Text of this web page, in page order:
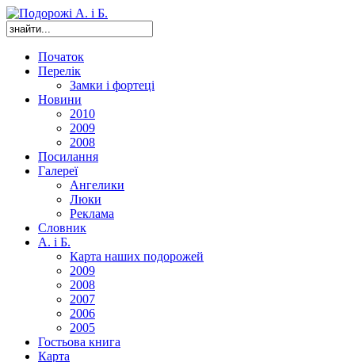
Початок
Перелік
Замки і фортеці
Новини
2010
2009
2008
Посилання
Галереї
Ангелики
Люки
Реклама
Словник
А. і Б.
Карта наших подорожей
2009
2008
2007
2006
2005
Гостьова книга
Карта